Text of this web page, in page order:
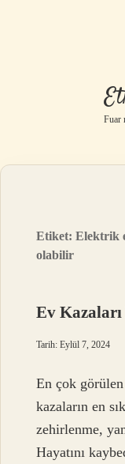
Fuar
Etiket:Elektrik
olabilir
Ev
Tarih: Eylül 7, 2024
En çok
kazaların en
zehirlenme,
Hayatını